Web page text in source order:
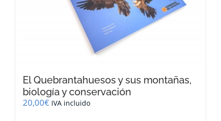
El Quebrantahuesos y sus montañas,
biología y conservación
20,00€ IVA incluido